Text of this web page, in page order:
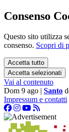
Consenso
Questo sito utilizza
consenso. Scopri di
Accetta tutto
Accetta selezionati
Vai al contenuto
Dom 9 ago | Santo
Impressum e contatti